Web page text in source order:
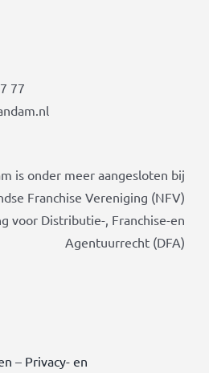
77
is onder meer aangesloten bij
Franchise Vereniging (NFV)
voor Distributie-, Franchise-en
Agentuurrecht (DFA)
– Privacy- en